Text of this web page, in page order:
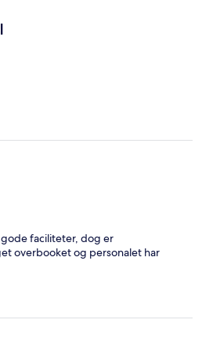
faciliteter, dog er
overbooket og personalet har